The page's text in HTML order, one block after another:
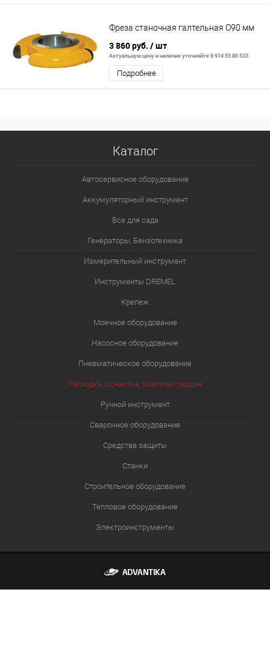
Фреза станочная галтельная О90 мм
3 860 руб. / шт
Актуальную цену и наличие уточняйте 8 914 55 80 533
Подробнее
Каталог
Автосервисное оборудование
Аккумуляторный инструмент
Все для сада
Генераторы, Бензотехника
Измерительный инструмент
Инструменты DREMEL
Крепеж
Моечное оборудование
Насосное оборудование
Пневматическое оборудование
Расходка, Оснастка, Комплектующие
Ручной инструмент
Сварочное оборудование
Средства защиты
Станки
Строительное оборудование
Тепловое оборудование
Электроинструменты